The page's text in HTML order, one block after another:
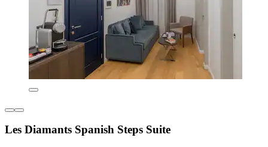
Les Diamants Spanish Steps Suite